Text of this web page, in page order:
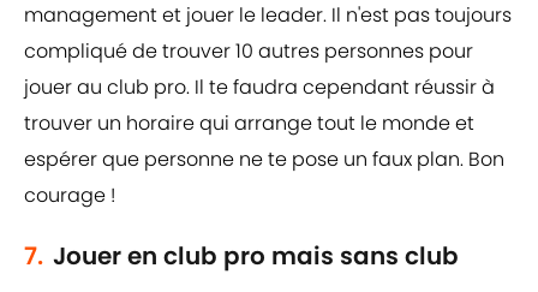
management et jouer le leader. Il n'est pas toujours
compliqué de trouver 10 autres personnes pour
jouer au club pro. Il te faudra cependant réussir à
trouver un horaire qui arrange tout le monde et
espérer que personne ne te pose un faux plan. Bon
courage !
7. Jouer en club pro mais sans club